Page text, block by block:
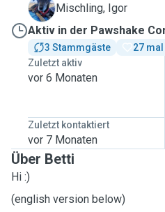
I
Mischling, Igor
Aktiv in der Pawshake
3 Stammgäste
27
Zuletzt aktiv
vor 6 Monaten
Zuletzt kontaktiert
vor 7 Monaten
Über Betti
Hi :)
(english version below)